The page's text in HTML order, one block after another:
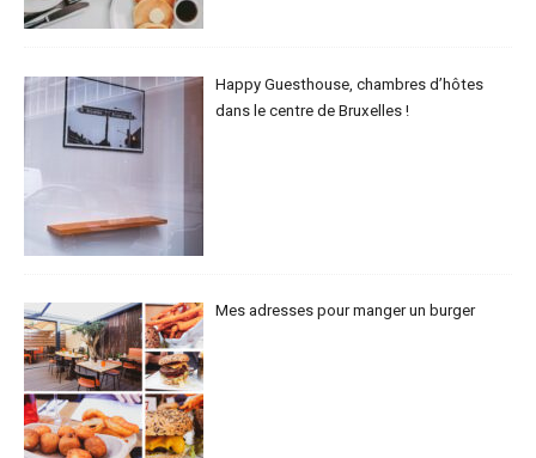
Happy Guesthouse, chambres d’hôtes
dans le centre de Bruxelles !
Mes adresses pour manger un burger